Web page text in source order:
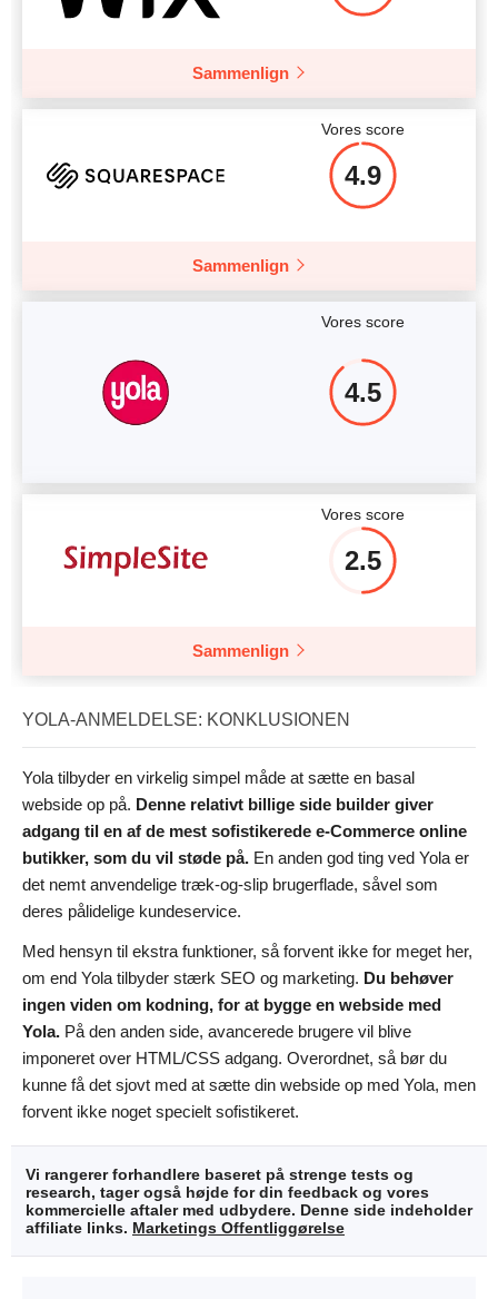
Sammenlign
Vores score
4.9
Sammenlign
Vores score
4.5
Vores score
2.5
Sammenlign
YOLA-ANMELDELSE: KONKLUSIONEN
Yola tilbyder en virkelig simpel måde at sætte en basal
webside op på. Denne relativt billige side builder giver
adgang til en af de mest sofistikerede e-Commerce online
butikker, som du vil støde på. En anden god ting ved Yola er
det nemt anvendelige træk-og-slip brugerflade, såvel som
deres pålidelige kundeservice.
Med hensyn til ekstra funktioner, så forvent ikke for meget her,
om end Yola tilbyder stærk SEO og marketing. Du behøver
ingen viden om kodning, for at bygge en webside med
Yola. På den anden side, avancerede brugere vil blive
imponeret over HTML/CSS adgang. Overordnet, så bør du
kunne få det sjovt med at sætte din webside op med Yola, men
forvent ikke noget specielt sofistikeret.
Vi rangerer forhandlere baseret på strenge tests og
research, tager også højde for din feedback og vores
kommercielle aftaler med udbydere. Denne side indeholder
affiliate links. Marketings Offentliggørelse